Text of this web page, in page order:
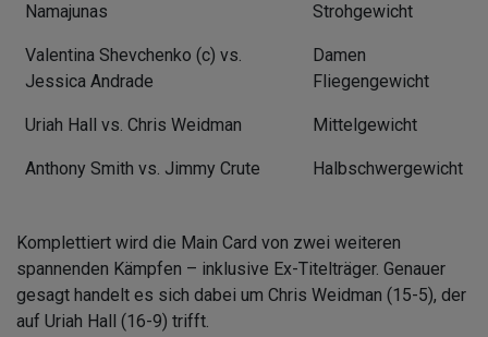
Namajunas
Strohgewicht
Valentina Shevchenko (c) vs.
Jessica Andrade
Damen
Fliegengewicht
Uriah Hall vs. Chris Weidman Mittelgewicht
Anthony Smith vs. Jimmy Crute Halbschwergewicht
Komplettiert wird die Main Card von zwei weiteren
spannenden Kämpfen – inklusive Ex-Titelträger. Genauer
gesagt handelt es sich dabei um Chris Weidman (15-5), der
auf Uriah Hall (16-9) trifft.